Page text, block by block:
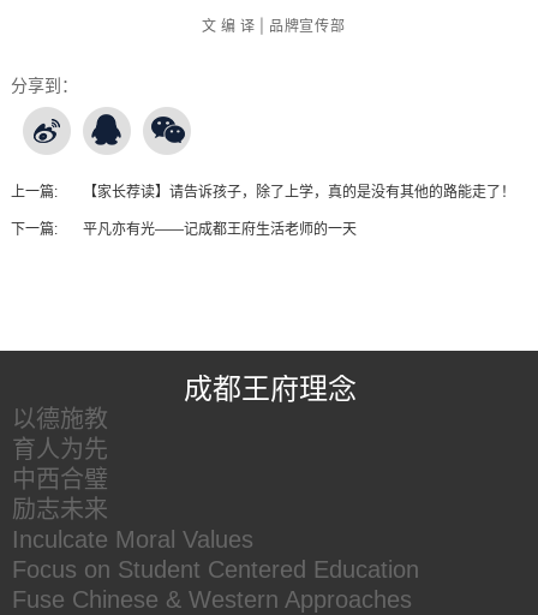
文 编 译 | 品牌宣传部
分享到：
上一篇: 【家长荐读】请告诉孩子，除了上学，真的是没有其他的路能走了！
下一篇: 平凡亦有光——记成都王府生活老师的一天
成都王府理念
以德施教
育人为先
中西合璧
励志未来
Inculcate Moral Values
Focus on Student Centered Education
Fuse Chinese & Western Approaches